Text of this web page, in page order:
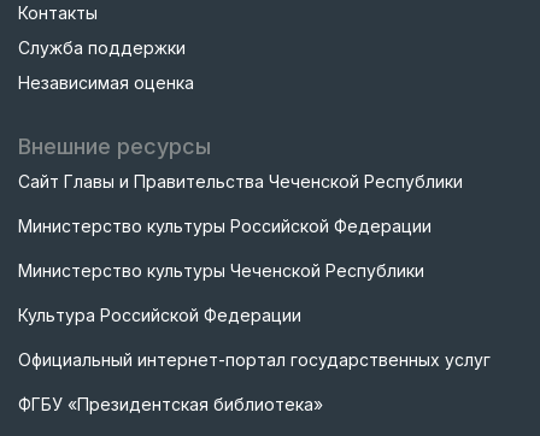
Контакты
Служба поддержки
Независимая оценка
Внешние ресурсы
Сайт Главы и Правительства Чеченской Республики
Министерство культуры Российской Федерации
Министерство культуры Чеченской Республики
Культура Российской Федерации
Официальный интернет-портал государственных услуг
ФГБУ «Президентская библиотека»